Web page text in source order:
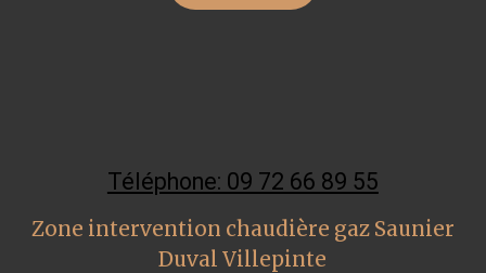
Téléphone: 09 72 66 89 55
Zone intervention chaudière gaz Saunier
Duval Villepinte